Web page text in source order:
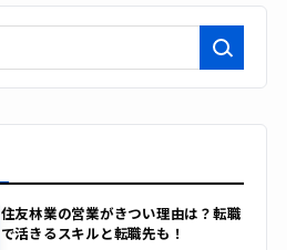
住友林業の営業がきつい理由は？転職
で活きるスキルと転職先も！